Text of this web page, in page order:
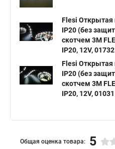
Flesi Открытая
IP20 (без
скотчем 3М
IP20, 12V, 01732
Flesi Открытая
IP20 (без
скотчем 3М
IP20, 12V, 01031
Общая оценка товара: 5